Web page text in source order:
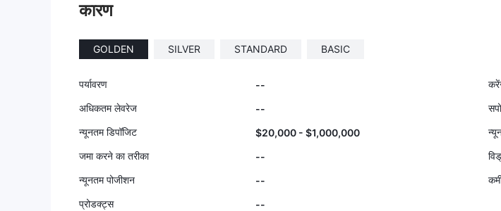
9
कारण
GOLDEN SILVER STANDARD BASIC
पर्यावरण --
अधिकतम लेवरेज
--
न्यूनतम डिपॉजिट
$20,000 - $1,000,000
जमा करने का तरीका
--
न्यूनतम पोजीशन
--
प्रोडक्ट्स
--